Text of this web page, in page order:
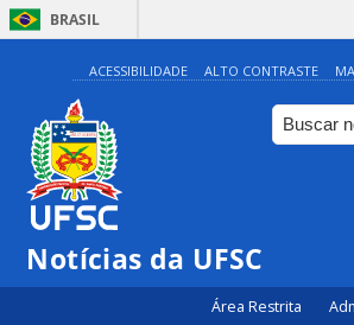
BRASIL
ACESSIBILIDADE ALTO CONTRASTE
Notícias da UFSC
Área Restrita